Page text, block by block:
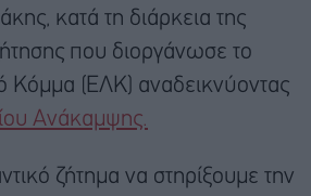
κατά τη διάρκεια της
που διοργάνωσε το
Κόμμα (ΕΛΚ) αναδεικνύοντας
Ανάκαμψης.
ζήτημα να στηρίξουμε την